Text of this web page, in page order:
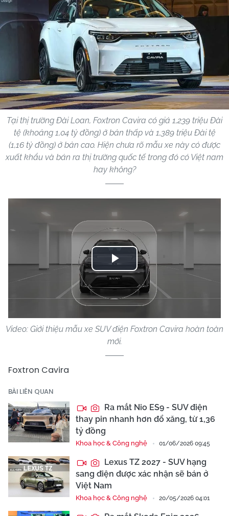
Tại thị trường Đài Loan, Foxtron Cavira có giá 1,239 triệu Đài
tệ (khoảng 1,04 tỷ đồng) ở bản thấp và 1,389 triệu Đài tệ
(1,16 tỷ đồng) ở bản cao. Hiện chưa rõ mẫu xe này có được
xuất khẩu và bán ra thị trường quốc tế trong đó có Việt nam
hay không?
Play
Video
Video: Giới thiệu mẫu xe SUV điện Foxtron Cavira hoàn toàn
mới.
Foxtron Cavira
BÀI LIÊN QUAN
Ra mắt Nio ES9 - SUV điện
thay pin nhanh hơn đổ xăng, từ 1,36
tỷ đồng
Khoa học & Công nghệ 01/06/2026 09:45
Lexus TZ 2027 - SUV hạng
sang điện được xác nhận sẽ bán ở
Việt Nam
Khoa học & Công nghệ 20/05/2026 04:01